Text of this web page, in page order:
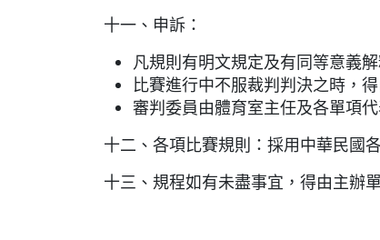
十一、申訴：
凡規則有明文規定及有同等意義
比賽進行中不服裁判判決之時，
審判委員由體育室主任及各單項
十二、各項比賽規則：採用中華民國
十三、規程如有未盡事宜，得由主辦